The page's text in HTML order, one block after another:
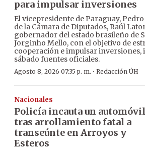
para impulsar inversiones
El vicepresidente de Paraguay,
de la Cámara de Diputados, Raúl
gobernador del estado brasileño de
Jorginho Mello, con el objetivo de
cooperación e impulsar
sábado fuentes oficiales.
Agosto 8, 2026 07:35 p. m. · Redacción ÚH
Nacionales
Policía incauta un automóvil
tras arrollamiento fatal a
transeúnte en Arroyos y
Esteros